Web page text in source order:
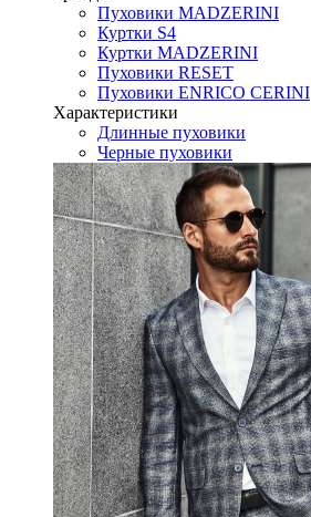
Пуховики MADZERINI
Куртки S4
Куртки MADZERINI
Пуховики RESET
Пуховики ENRICO CERINI
Характеристики
Длинные пуховики
Черные пуховики